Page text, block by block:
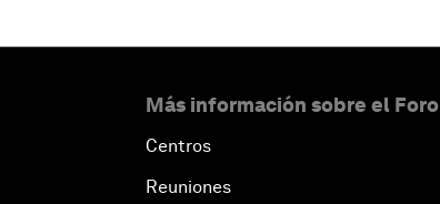
Más información sobre el Foro
Centros
Reuniones